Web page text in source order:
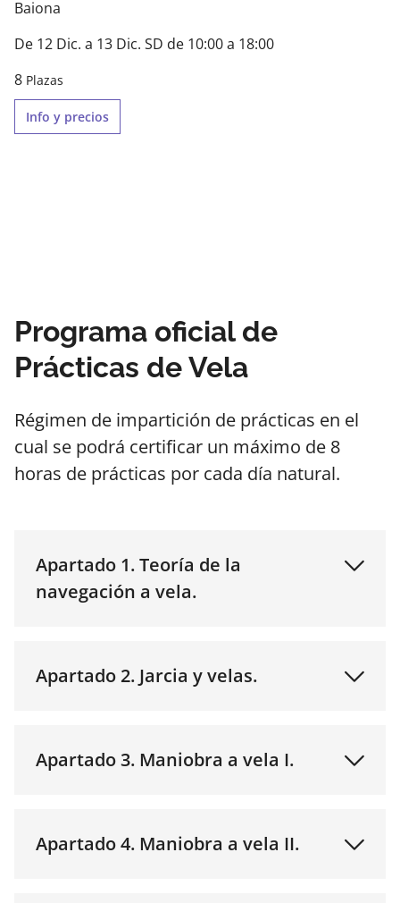
Baiona
De 12 Dic. a 13 Dic. SD de 10:00 a 18:00
8 Plazas
Info y precios
Programa oficial de
Prácticas de Vela
Régimen de impartición de prácticas en el
cual se podrá certificar un máximo de 8
horas de prácticas por cada día natural.
Apartado 1. Teoría de la
navegación a vela.
Apartado 2. Jarcia y velas.
Apartado 3. Maniobra a vela I.
Apartado 4. Maniobra a vela II.